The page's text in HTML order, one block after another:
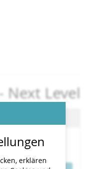
Next Level
erklären